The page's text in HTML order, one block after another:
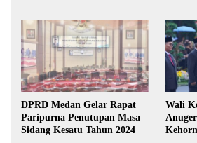
DPRD Medan Gelar Rapat
Paripurna Penutupan Masa
Sidang Kesatu Tahun 2024
Wali